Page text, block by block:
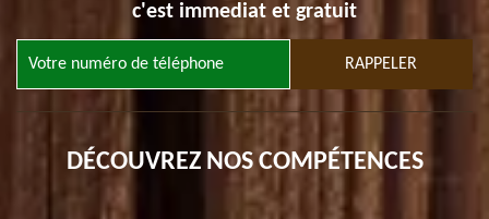
c'est immediat et gratuit
DÉCOUVREZ NOS COMPÉTENCES